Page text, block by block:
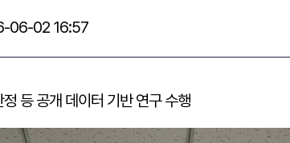
06-02 16:57
등 공개 데이터 기반 연구 수행